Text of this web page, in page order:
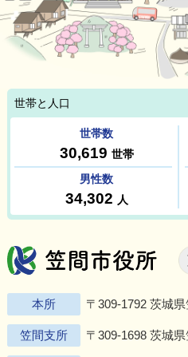
本所 〒309-1792 茨城
笠間支所 〒309-1698 茨城